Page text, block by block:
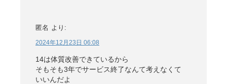
匿名 より:
2024年12月23日 06:08
14は体質改善できているから
そもそも3年でサービス終了なんて考えなくて
いいんだよ